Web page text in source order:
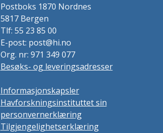
Postboks 1870 Nordnes
5817 Bergen
Tlf: 55 23 85 00
E-post: post@hi.no
Org. nr: 971 349 077
Besøks- og leveringsadresser
Informasjonskapsler
Havforskningsinstituttet sin
personvernerklæring
Tilgjengelighetserklæring